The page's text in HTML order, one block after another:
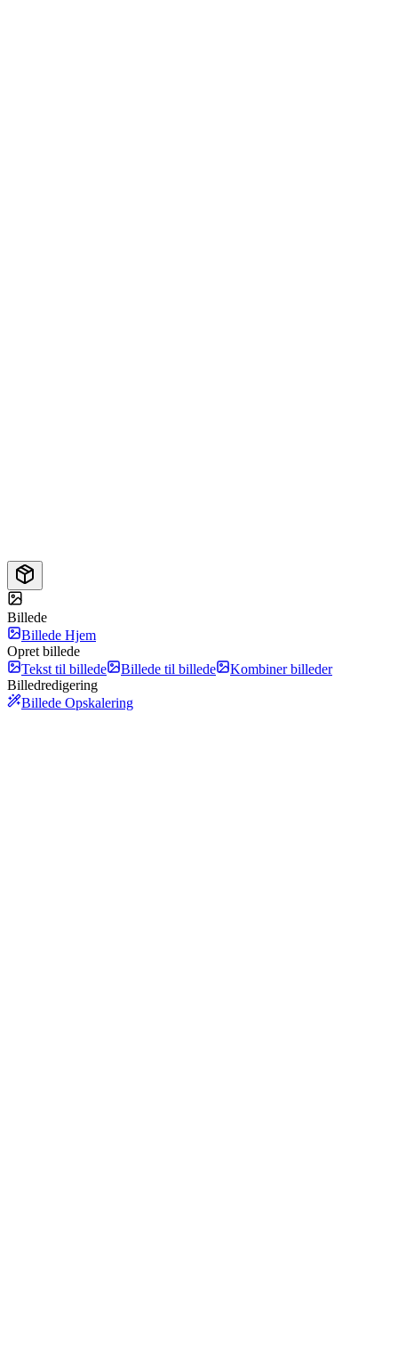
Billede
Billede Hjem
Opret billede
Tekst til billede
Billede til billede
Kombiner billeder
Billedredigering
Billede Opskalering